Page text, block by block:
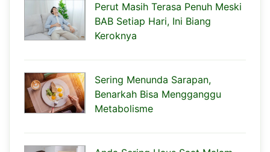
Perut Masih Terasa Penuh Meski
BAB Setiap Hari, Ini Biang
Keroknya
Sering Menunda Sarapan,
Benarkah Bisa Mengganggu
Metabolisme